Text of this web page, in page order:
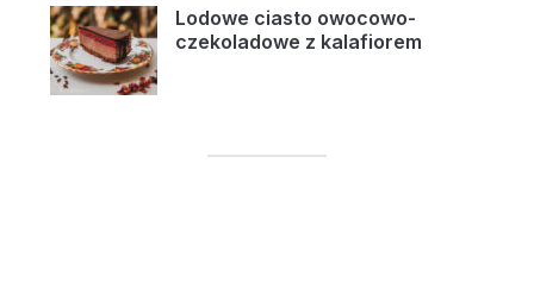
Lodowe ciasto owocowo-
czekoladowe z kalafiorem